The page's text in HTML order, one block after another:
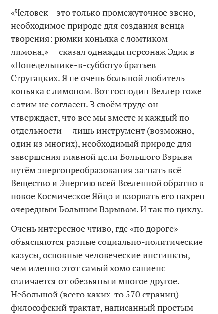
«Человек – это только промежуточное звено,
необходимое природе для создания венца
творения: рюмки коньяка с ломтиком
лимона,» — сказал однажды персонаж Эдик в
«Понедельнике-в-субботу» братьев
Стругацких. Я не очень большой любитель
коньяка с лимоном. Вот господин Веллер тоже
с этим не согласен. В своём труде он
утверждает, что все мы вместе и каждый по
отдельности — лишь инструмент (возможно,
один из многих), необходимый природе для
завершения главной цели Большого Взрыва —
путём энергопреобразования загнать всё
Вещество и Энергию всей Вселенной обратно в
новое Космическое Яйцо и взорвать его нахрен
очередным Большим Взрывом. И так по циклу.
Очень интересное чтиво, где «по дороге»
объясняются разные социально-политические
казусы, основные человеческие инстинкты,
чем именно этот самый хомо сапиенс
отличается от обезьяны и многое другое.
Небольшой (всего каких-то 570 страниц)
философский трактат, написанный простым